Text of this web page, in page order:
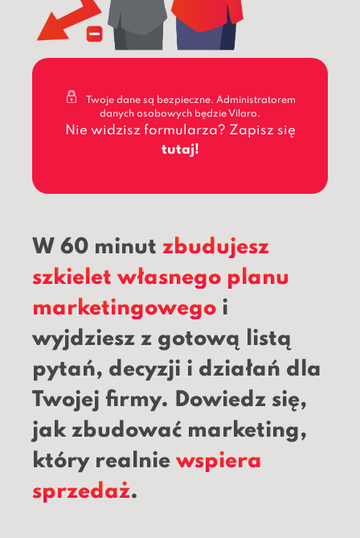
Twoje dane są bezpieczne. Administratorem
danych osobowych będzie Vilaro.
Nie widzisz formularza? Zapisz się
tutaj!
W 60 minut zbudujesz
szkielet własnego planu
marketingowego i
wyjdziesz z gotową listą
pytań, decyzji i działań dla
Twojej firmy. Dowiedz się,
jak zbudować marketing,
który realnie wspiera
sprzedaż.